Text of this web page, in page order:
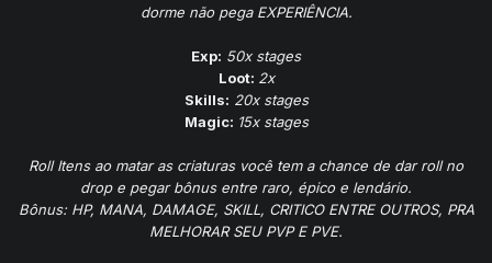
dorme não pega EXPERIÊNCIA.
Exp: 50x stages
Loot: 2x
Skills: 20x stages
Magic: 15x stages
Roll Itens ao matar as criaturas você tem a chance de dar roll no
drop e pegar bônus entre raro, épico e lendário.
Bônus: HP, MANA, DAMAGE, SKILL, CRITICO ENTRE OUTROS, PRA
MELHORAR SEU PVP E PVE.